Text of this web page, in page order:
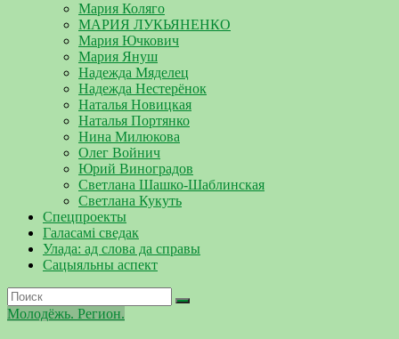
Мария Коляго
МАРИЯ ЛУКЬЯНЕНКО
Мария Ючкович
Мария Януш
Надежда Мяделец
Надежда Нестерёнок
Наталья Новицкая
Наталья Портянко
Нина Милюкова
Олег Войнич
Юрий Виноградов
Светлана Шашко-Шаблинская
Светлана Кукуть
Спецпроекты
Галасамі сведак
Улада: ад слова да справы
Сацыяльны аспект
Молодёжь. Регион.